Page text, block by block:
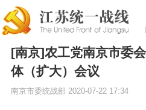
[南京]农工党南京市委
体（扩大）会议
南京市委统战部 2020-07-22 17:34